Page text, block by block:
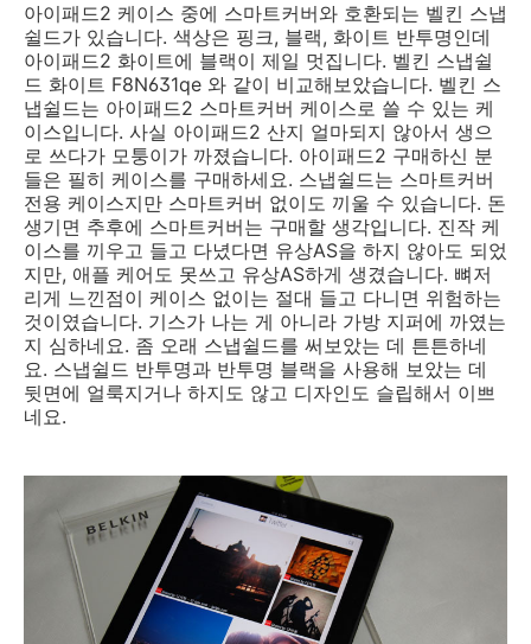
아이패드2 케이스 중에 스마트커버와 호환되는 벨킨 스냅
쉴드가 있습니다. 색상은 핑크, 블랙, 화이트 반투명인데
아이패드2 화이트에 블랙이 제일 멋집니다. 벨킨 스냅쉴
드 화이트 F8N631qe 와 같이 비교해보았습니다. 벨킨 스
냅쉴드는 아이패드2 스마트커버 케이스로 쓸 수 있는 케
이스입니다. 사실 아이패드2 산지 얼마되지 않아서 생으
로 쓰다가 모퉁이가 까졌습니다. 아이패드2 구매하신 분
들은 필히 케이스를 구매하세요. 스냅쉴드는 스마트커버
전용 케이스지만 스마트커버 없이도 끼울 수 있습니다. 돈
생기면 추후에 스마트커버는 구매할 생각입니다. 진작 케
이스를 끼우고 들고 다녔다면 유상AS을 하지 않아도 되었
지만, 애플 케어도 못쓰고 유상AS하게 생겼습니다. 뼈저
리게 느낀점이 케이스 없이는 절대 들고 다니면 위험하는
것이였습니다. 기스가 나는 게 아니라 가방 지퍼에 까였는
지 심하네요. 좀 오래 스냅쉴드를 써보았는 데 튼튼하네
요. 스냅쉴드 반투명과 반투명 블랙을 사용해 보았는 데
뒷면에 얼룩지거나 하지도 않고 디자인도 슬립해서 이쁘
네요.